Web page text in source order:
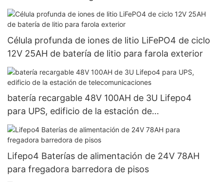
IP65 LiFePO4
Célula profunda de iones de litio LiFePO4 de ciclo
12V 25AH de batería de litio para farola exterior
batería recargable 48V 100AH ​​de 3U Lifepo4
para UPS, edificio de la estación de
telecomunicaciones
Lifepo4 Baterías de alimentación de 24V 78AH
para fregadora barredora de pisos